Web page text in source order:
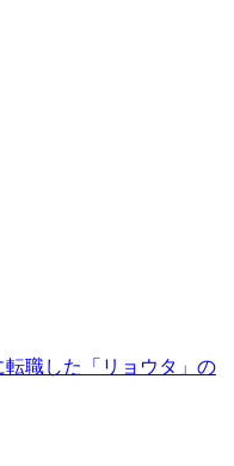
職した「リョウタ」の